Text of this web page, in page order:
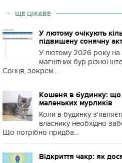
ЩЕ ЦІКАВЕ
У лютому очікують
підвищену сонячну
У лютому 2026 року на
магнітних бур різної
Сонця, зокрем...
Кошеня в будинку: що
маленьких мурликів
Коли в будинку
власнику необхідно
Що потрібно придба...
Відкриття чакр: як